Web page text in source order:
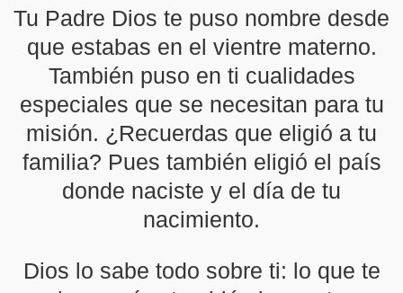
Tu Padre Dios te puso nombre desde
que estabas en el vientre materno.
También puso en ti cualidades
especiales que se necesitan para tu
misión. ¿Recuerdas que eligió a tu
familia? Pues también eligió el país
donde naciste y el día de tu
nacimiento.
Dios lo sabe todo sobre ti: lo que te